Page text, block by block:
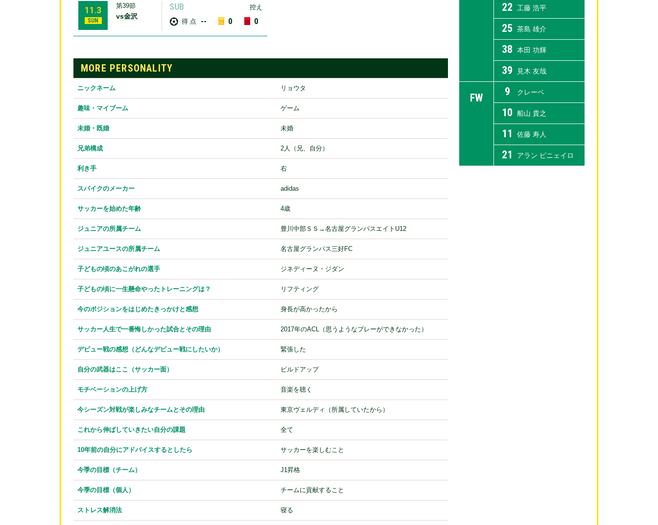
11.3
SUN
第39節
vs金沢
SUB
控え
得 点
-- 0 0
MORE PERSONALITY
ニックネーム リョウタ
趣味・マイブーム ゲーム
未婚・既婚 未婚
兄弟構成 2人（兄、自分）
利き手 右
スパイクのメーカー adidas
サッカーを始めた年齢 4歳
ジュニアの所属チーム 豊川中部ＳＳ→名古屋グランパスエイトU12
ジュニアユースの所属チーム 名古屋グランパス三好FC
子どもの頃のあこがれの選手 ジネディーヌ・ジダン
子どもの頃に一生懸命やったトレーニングは？ リフティング
今のポジションをはじめたきっかけと感想 身長が高かったから
サッカー人生で一番悔しかった試合とその理由 2017年のACL（思うようなプレーができなかった）
デビュー戦の感想（どんなデビュー戦にしたいか） 緊張した
自分の武器はここ（サッカー面） ビルドアップ
モチベーションの上げ方 音楽を聴く
今シーズン対戦が楽しみなチームとその理由 東京ヴェルディ（所属していたから）
これから伸ばしていきたい自分の課題 全て
10年前の自分にアドバイスするとしたら サッカーを楽しむこと
今季の目標（チーム） J1昇格
今季の目標（個人） チームに貢献すること
ストレス解消法 寝る
22 工藤 浩平
25 茶島 雄介
38 本田 功輝
39 見木 友哉
FW
9 クレーベ
10 船山 貴之
11 佐藤 寿人
21 アラン ピニェイロ